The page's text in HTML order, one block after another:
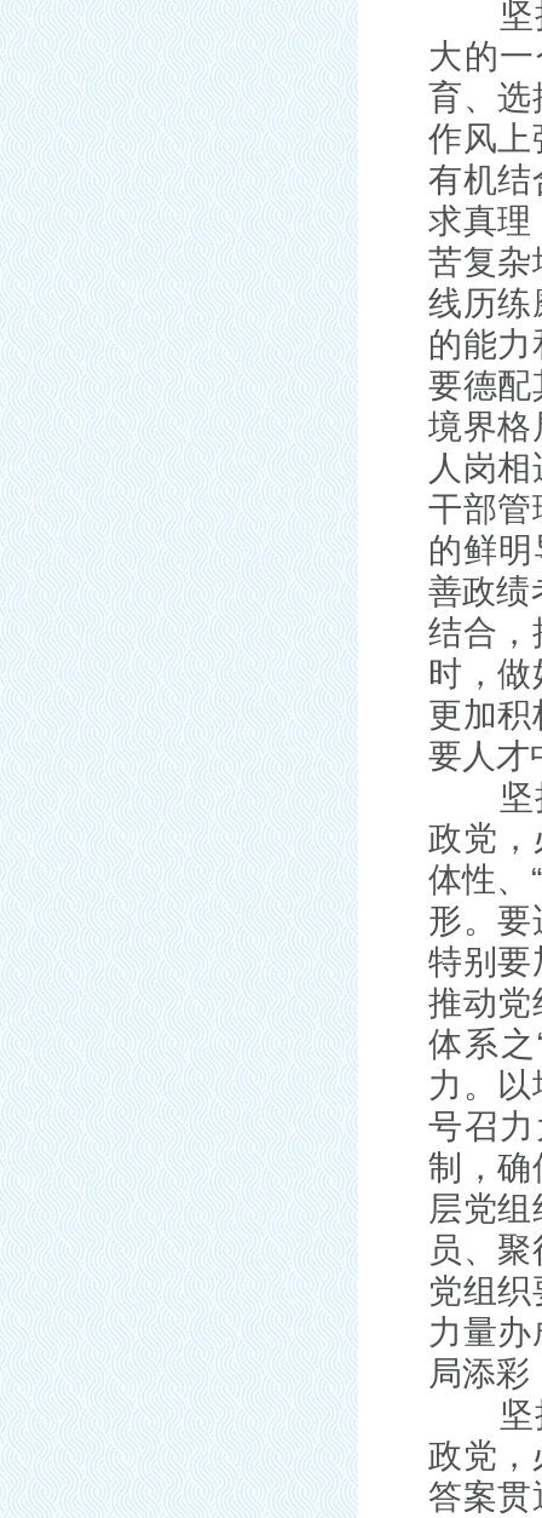
坚持
大的
育、选
作风上
有机结
求真理
苦复杂
线历练
的能
要德配
境界格
人岗
干部管
的鲜
善政绩
结合，
时，
更加积
要人才
坚持
政党，
体性、
形。要
特别要
推动党
体系
力。
号召
制，确
层党
员、
党组
力量
局添
坚持
政党，
答案贯